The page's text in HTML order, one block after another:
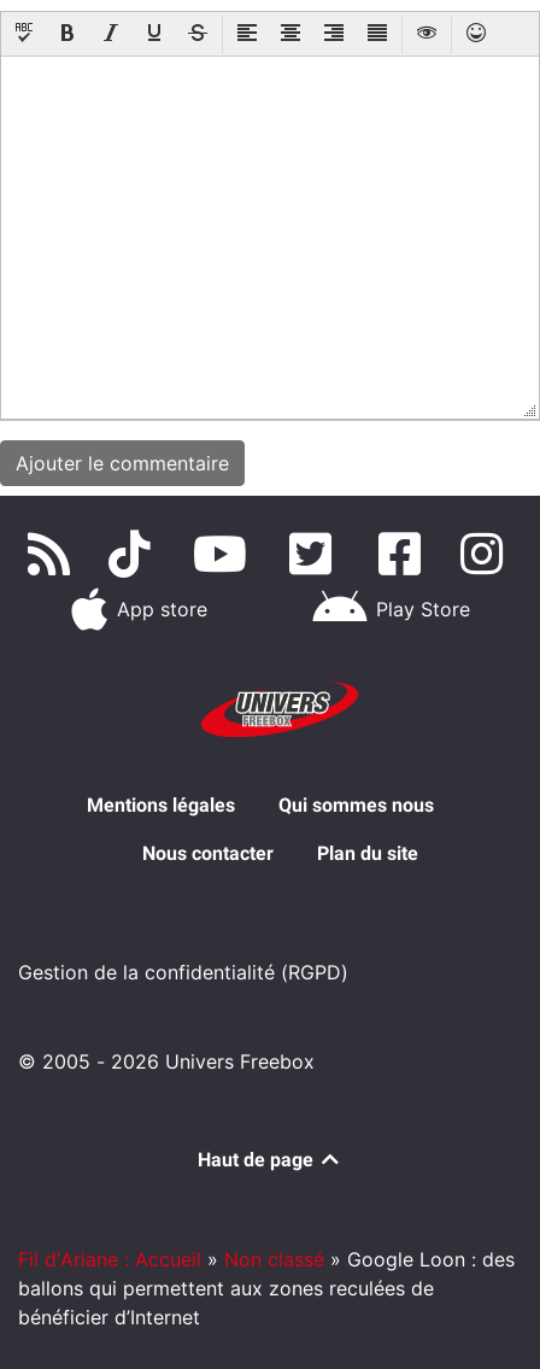
App store Play Store
Mentions légales Qui sommes nous
Nous contacter Plan du site
Gestion de la confidentialité (RGPD)
© 2005 - 2026 Univers Freebox
Haut de page
Fil d'Ariane : Accueil » Non classé » Google Loon : des
ballons qui permettent aux zones reculées de
bénéficier d’Internet